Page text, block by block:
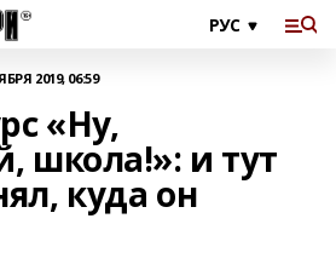
2019, 06:59
«Ну,
школа!»: и тут
куда он